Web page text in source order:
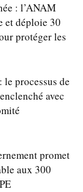
: l’ANAM
et déploie 30
protéger les
processus de
avec
promet
aux 300